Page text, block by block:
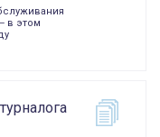
в этом